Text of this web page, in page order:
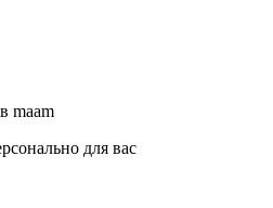
maam
для вас